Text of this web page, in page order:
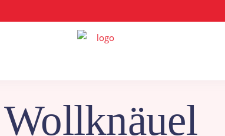
Wollknäuel